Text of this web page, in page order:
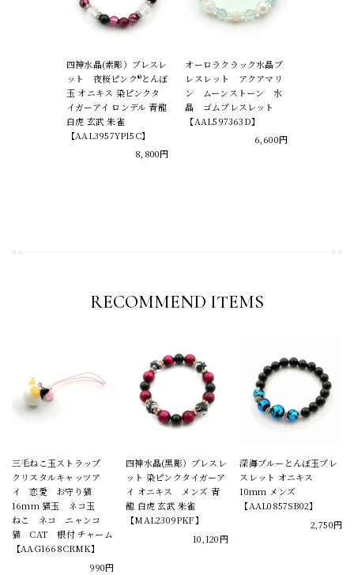
四神水晶(素彫）ブレスレ
ット 夜桜ピンク®とんぼ
玉 オニキス 染ピンクタ
イガーアイ ロンデル 青龍
白虎 玄武 朱雀
【AAL3957YP15C】
8,800円
オーロラクラック水晶ブ
レスレット アクアマリ
ン ムーンストーン 水
晶 ゴムブレスレット
【AAL597363D】
6,600円
RECOMMEND ITEMS
三毛ねこ玉ストラップ
クリスタルキャッツア
イ 恋愛 お守り猫
16mm 猫玉 ネコ玉
ねこ ネコ ニャンコ
猫 CAT 根付 チャーム
【AAG1668CRMK】
990円
四神水晶(黒彫）ブレスレ
ット 染ピンクタイガーア
イ オニキス メンズ 青
龍 白虎 玄武 朱雀
【MAL2309PKF】
10,120円
深海ブルーとんぼ玉ブレ
スレット オニキス
10mm メンズ
【AAL0857SB02】
2,750円